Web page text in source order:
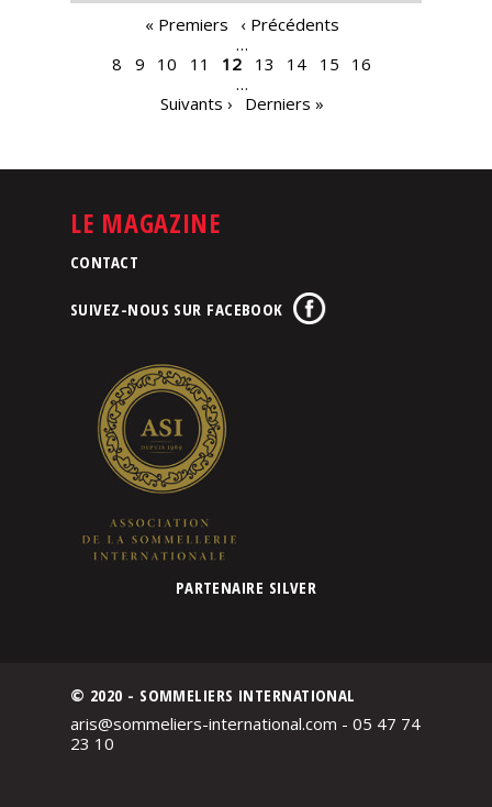
« Premiers
‹ Précédents
…
8
9 10 11 12 13 14 15
16
…
Suivants ›
Derniers »
LE MAGAZINE
CONTACT
SUIVEZ-NOUS SUR FACEBOOK
PARTENAIRE SILVER
© 2020 - SOMMELIERS INTERNATIONAL
aris@sommeliers-international.com - 05 47 74
23 10